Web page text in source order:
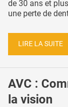
de 30 ans et
une perte de
LIRE LA SUITE
AVC :
la vision